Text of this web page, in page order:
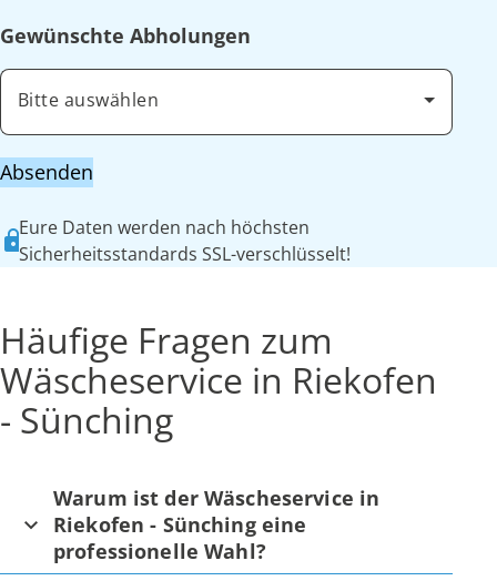
Gewünschte Abholungen
Bitte auswählen
Absenden
Eure Daten werden nach höchsten
Sicherheitsstandards SSL-verschlüsselt!
Häufige Fragen zum
Wäscheservice in Riekofen
- Sünching
Warum ist der Wäscheservice in
Riekofen - Sünching eine
professionelle Wahl?